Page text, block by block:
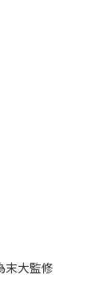
末大監修